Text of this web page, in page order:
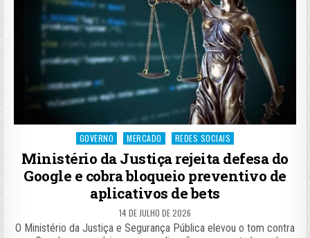
Posted
in
GOVERNO MERCADO REDES SOCIAIS
Ministério da Justiça rejeita defesa do
Google e cobra bloqueio preventivo de
aplicativos de bets
14 DE JULHO DE 2026
O Ministério da Justiça e Segurança Pública elevou o tom contra